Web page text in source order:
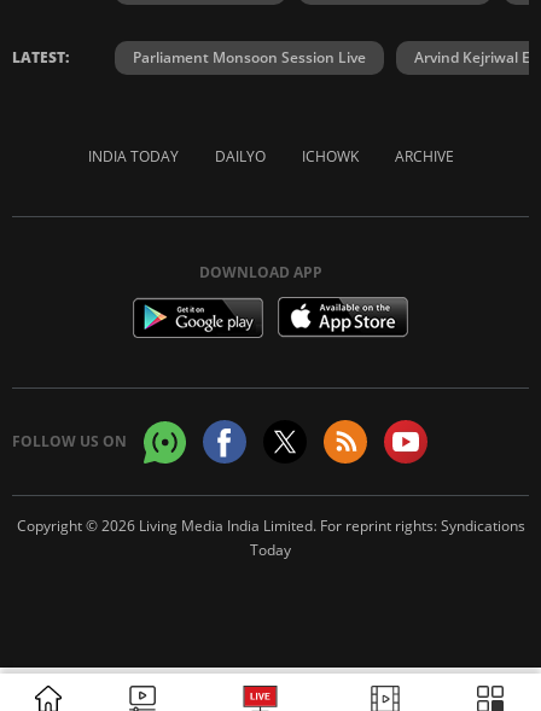
ADVERTISEMENT
LATEST: Parliament Monsoon Session Live Arvind Kejriwal
INDIA TODAY DAILYO ICHOWK ARCHIVE
DOWNLOAD APP
FOLLOW US ON
Copyright © 2026 Living Media India Limited. For reprint rights:Syndications
Today